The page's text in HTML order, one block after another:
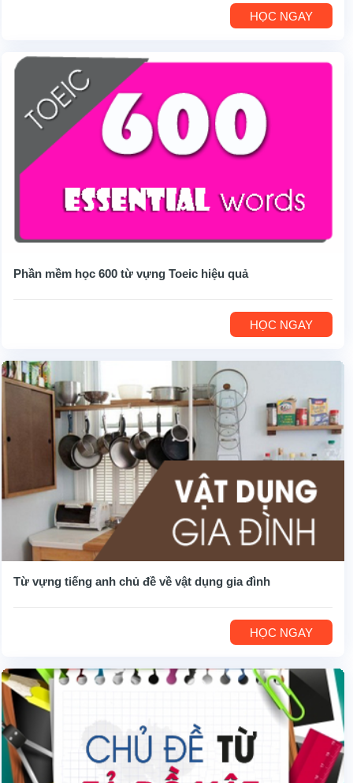
HỌC NGAY
Phần mềm học 600 từ vựng Toeic hiệu quả
HỌC NGAY
Từ vựng tiếng anh chủ đề về vật dụng gia đình
HỌC NGAY